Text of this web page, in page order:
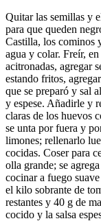
Quitar las semillas y
para que queden
Castilla, los cominos
agua y colar. Freír,
acitronadas, agregar
estando fritos,
que se preparó y sal
y espese. Añadirle y
claras de los huevos
se unta por fuera y
limones; rellenarlo
cocidas. Coser para
olla grande; se
cocinar a fuego
el kilo sobrante de
restantes y 40 g de
cocido y la salsa